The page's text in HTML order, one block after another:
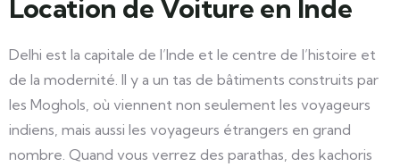
Location de Voiture en Inde
Delhi est la capitale de l’Inde et le centre de l’histoire et
de la modernité. Il y a un tas de bâtiments construits par
les Moghols, où viennent non seulement les voyageurs
indiens, mais aussi les voyageurs étrangers en grand
nombre. Quand vous verrez des parathas, des kachoris